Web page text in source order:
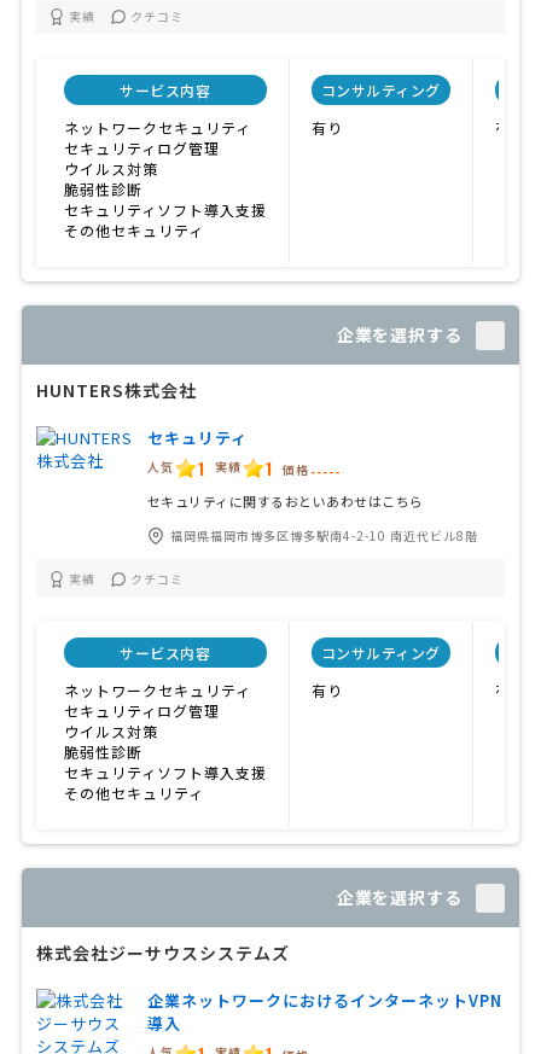
実績 クチコミ
サービス内容
ネットワークセキュリティ
セキュリティログ管理
ウイルス対策
脆弱性診断
セキュリティソフト導入支援
その他セキュリティ
コンサルティング
有り
有り
企業を選択する
HUNTERS株式会社
セキュリティ
人気 1 実績 1 価格 -----
セキュリティに関するおといあわせはこちら
福岡県福岡市博多区博多駅南4-2-10 南近代ビル8階
実績 クチコミ
サービス内容
ネットワークセキュリティ
セキュリティログ管理
ウイルス対策
脆弱性診断
セキュリティソフト導入支援
その他セキュリティ
コンサルティング
有り
有り
企業を選択する
株式会社ジーサウスシステムズ
企業ネットワークにおけるインターネットVPN
導入